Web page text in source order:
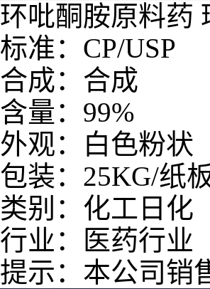
环吡酮胺原料药
标准：CP/USP
合成：合成
含量：99%
外观：白色粉状
包装：25KG/纸
类别：化工日化
行业：医药行业
提示：本公司销